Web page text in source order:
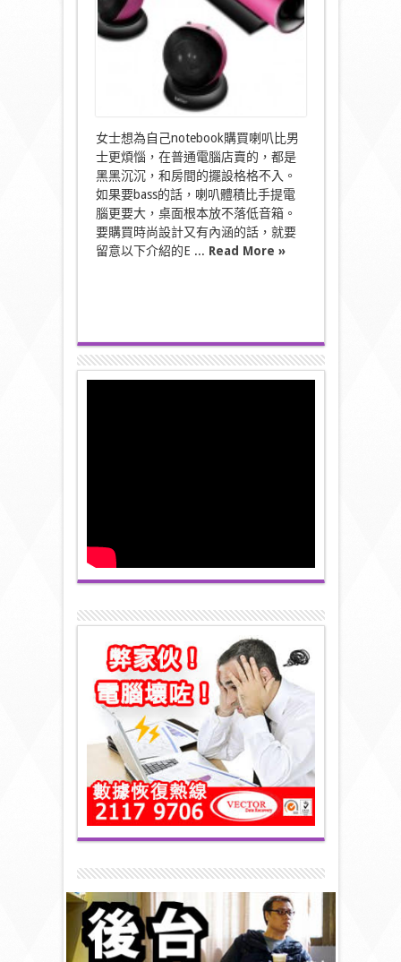
女士想為自己notebook購買喇叭比男
士更煩惱，在普通電腦店賣的，都是
黑黑沉沉，和房間的擺設格格不入。
如果要bass的話，喇叭體積比手提電
腦更要大，桌面根本放不落低音箱。
要購買時尚設計又有內涵的話，就要
留意以下介紹的E ... Read More »